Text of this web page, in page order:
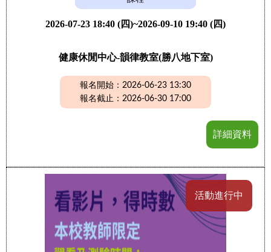
2026-07-23 18:40 (四)~2026-09-10 19:40 (四)
健康休閒中心-韻律教室(勝八地下室)
報名開始：2026-06-23 13:30
報名截止：2026-06-30 17:00
詳細資料
活動進行中